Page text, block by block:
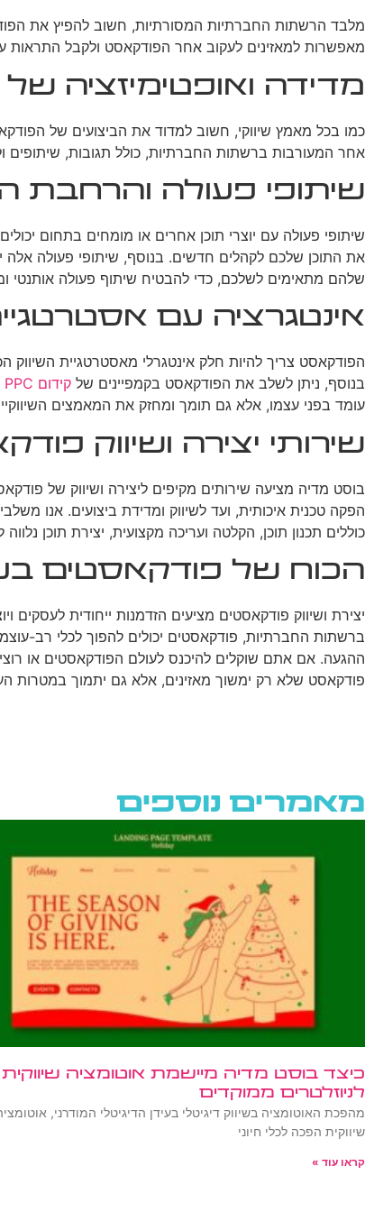
מאפשרות למאזינים לעקוב אחר הפודקאסט ולקבל
מדידה ואופטימיזציה
כמו בכל מאמץ שיווקי, חשוב למדוד את הביצועים של
אחר המעורבות ברשתות החברתיות, כולל תגובות, שיתופים
שיתופי פעולה והרחבת
שיתופי פעולה עם יוצרי תוכן אחרים או מומחים בתחום
את התוכן שלכם לקהלים חדשים. בנוסף, שיתופי פעולה
שלהם מתאימים לשלכם, כדי להבטיח שיתוף פעולה אותנטי
אינטגרציה עם
הפודקאסט צריך להיות חלק אינטגרלי מאסטרטגיית
בנוסף, ניתן לשלב את הפודקאסט בקמפיינים של קידום PPC
עומד בפני עצמו, אלא גם תומך ומחזק את המאמצים
שירותי יצירה ושיווק
בוסט מדיה מציעה שירותים מקיפים ליצירה ושיווק של
הפקה טכנית איכותית, ועד לשיווק ומדידת ביצועים. אנו
כוללים תכנון תוכן, הקלטה ועריכה מקצועית, יצירת תוכן
הכוח של פודקאסטים
יצירת ושיווק פודקאסטים מציעים הזדמנות ייחודית
ברשתות החברתיות, פודקאסטים יכולים להפוך לכלי רב-
ההגעה. אם אתם שוקלים להיכנס לעולם הפודקאסטים או
פודקאסט שלא רק ימשוך מאזינים, אלא גם יתמוך במטרות
מאמרים נוספים
כיצד בוסט מדיה מיישמת אוטומציה שיווקית
לניוזלטרים ממוקדים
מהפכת האוטומציה בשיווק דיגיטלי בעידן הדיגיטלי המודרני,
שיווקית הפכה לכלי חיוני
קראו עוד »